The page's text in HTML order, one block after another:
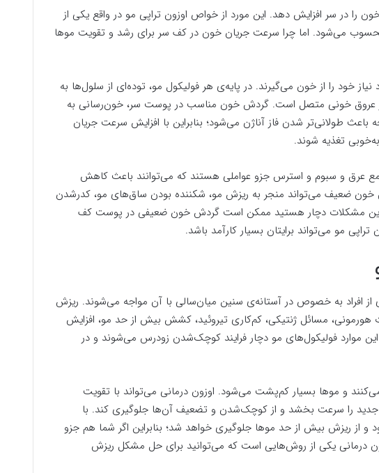
را در سر افزایش دهد. این مورد از خواص اوزون تراپی مو در واقع یکی از
می‌شود. اما چرا سرعت جریان خون در کف سر برای رشد و تقویت موها
خود را از خون می‌گیرند. در پایه‌ی هر فولیکول مو، توده‌ای از سلول‌ها به
از عروق خونی متصل است. گردش خون مناسب در پوست سر، خون‌رسانی به
طولانی‌تر شدن فاز آناژن می‌شود؛ بنابراین با افزایش سرعت جریان
تغذیه شوند.
عرق و سبوم و استرس جزو عواملی هستند که می‌توانند باعث کاهش
ضعیف می‌تواند منجر به ریزش مو، شکننده بودن ساق‌های مو، کدرشدن
این مشکلات دچار هستید ممکن است گردش خون ضعیفی در پوست کف
مو می‌تواند برایتان بسیار کارآمد باشد.
افراد به خصوص در آستانه‌ی سنین میان‌سالی با آن مواجه می‌شوند. ریزش
هورمونی، مسائل ژنتیکی، کم‌کاری تیروئید، کشش بیش از حد مو، افزایش
موارد فولیکول‌های مو دچار فرایند کوچک‌شدن زودرس می‌شوند و در
و موها بسیار کم‌پشت می‌شود. اوزون درمانی می‌تواند با تقویت
جدید را سرعت بخشد و از کوچک‌شدن و تضعیف آن‌ها جلوگیری کند. با
از ریزش بیش از حد موها جلوگیری خواهد شد؛ بنابراین اگر شما هم جزو
درمانی یکی از روش‌هایی است که می‌توانید برای حل مشکل ریزش